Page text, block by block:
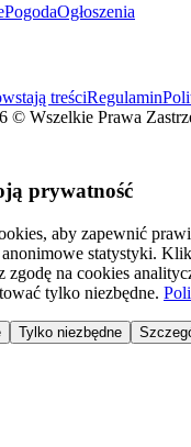
PogodaOgłoszenia
treściRegulamin
© Wszelkie Prawa
prywatność
aby zapewnić
statystyki.
zgodę na cookies
tylko niezbędne.
Tylko niezbędne